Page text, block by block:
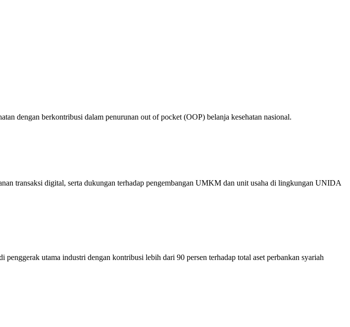
dengan berkontribusi dalam penurunan out of pocket (OOP) belanja kesehatan nasional.
transaksi digital, serta dukungan terhadap pengembangan UMKM dan unit usaha di lingkungan UNIDA
utama industri dengan kontribusi lebih dari 90 persen terhadap total aset perbankan syariah